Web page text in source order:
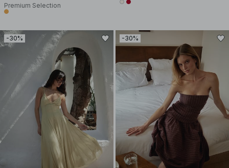
Premium Selection
-30% -30%